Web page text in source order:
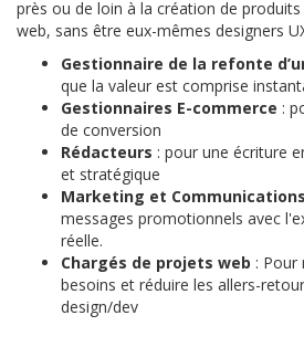
près ou de loin à la création de
web, sans être eux-mêmes designers
Gestionnaire de la refonte
que la valeur est comprise
Gestionnaires E-commerce :
de conversion
Rédacteurs : pour une écriture
et stratégique
Marketing et Communications
messages promotionnels avec
réelle.
Chargés de projets web : Pour
besoins et réduire les allers-
design/dev